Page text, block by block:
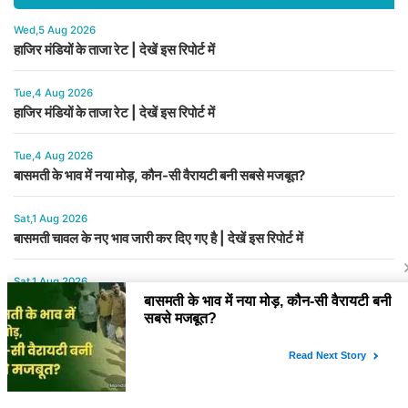
Wed,5 Aug 2026
हाजिर मंडियों के ताजा रेट | देखें इस रिपोर्ट में
Tue,4 Aug 2026
हाजिर मंडियों के ताजा रेट | देखें इस रिपोर्ट में
Tue,4 Aug 2026
बासमती के भाव में नया मोड़, कौन-सी वैरायटी बनी सबसे मजबूत?
Sat,1 Aug 2026
बासमती चावल के नए भाव जारी कर दिए गए है | देखें इस रिपोर्ट में
Sat,1 Aug 2026
हाजिर मंडियों के ताजा भाव | देखें इस रिपोर्ट में